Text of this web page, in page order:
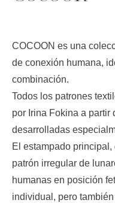
COCOON es una
de conexión humana,
combinación.
Todos los patrones
por Irina Fokina a
desarrolladas
El estampado
patrón irregular de
humanas en posición
individual, pero